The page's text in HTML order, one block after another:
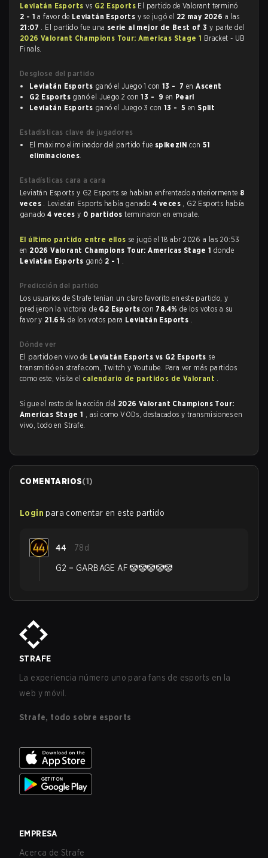
Leviatán Esports vs G2 Esports El partido de Valorant terminó
2 - 1 a favor de Leviatán Esports y se jugó el 22 may 2026 a las
21:07 . El partido fue una serie al mejor de Best of 3y parte del
2026 Valorant Champions Tour: Americas Stage 1 Bracket - UB
Finals.
Desglose del partido
Leviatán Esports ganó el Juego 1 con 13 - 7 enAscent
G2 Esports ganó el Juego 2 con13 - 9 en Pearl
Leviatán Esports ganó el Juego 3 con 13 - 5 enSplit
Estadísticas clave de jugadores
El máximo eliminador del partido fue spikeziN con51
eliminaciones.
Estadísticas cara a cara
Leviatán Esports y G2 Esports se habían enfrentado anteriormente 8
veces . Leviatán Esports había ganado4 veces , G2 Esports había
ganado 4 vecesy 0 partidosterminaron en empate.
El último partido entre ellos se jugó el 18 abr 2026 a las 20:53
en 2026 Valorant Champions Tour: Americas Stage 1donde
Leviatán Esports ganó 2 - 1 .
Predicción del partido
Los usuarios de Strafe tenían un claro favorito en este partido, y
predijeron la victoria de G2 Esports con 78.4% de los votos a su
favor y 21.6% de los votos para Leviatán Esports .
Dónde ver
El partido en vivo de Leviatán Esports vs G2 Esports se
transmitió en strafe.com, Twitch y Youtube. Para ver más partidos
como este, visita el calendario de partidos de Valorant .
Sigue el resto de la acción del 2026 Valorant Champions Tour:
Americas Stage 1 , así como VODs, destacados y transmisiones en
vivo, todo en Strafe.
COMENTARIOS(1)
Login para comentar en este partido
44 78d
G2 = GARBAGE AF 🤡🤡🤡🤡🤡
STRAFE
La experiencia número uno para fans de esports en la
web y móvil.
Strafe, todo sobre esports
EMPRESA
Acerca de Strafe